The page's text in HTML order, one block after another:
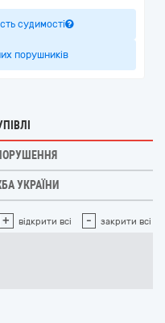
судимості
порушників
УКРАЇНИ
+ відкрити всі - закрити всі